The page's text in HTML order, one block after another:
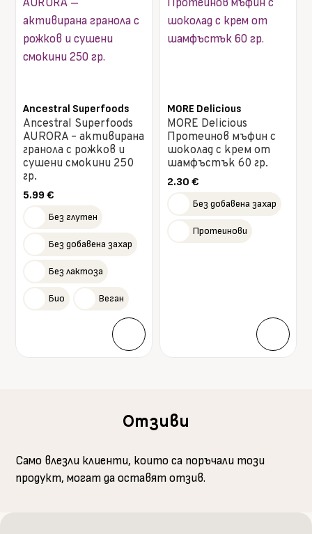
Ancestral Superfoods
Ancestral Superfoods
AURORA – активирана
гранола с рожков и
сушени смокини 250
гр.
5.99€
Без глутен
Без добавена захар
Без лактоза
Био Веган
MORE Delicious
MORE Delicious
Протеинов мъфин с
шоколад с крем от
шамфъстък 60 гр.
2.30 €
Без добавена захар
Протеинови
Отзиви
Само влезли клиенти, които са поръчали този
продукт, могат да оставят отзив.